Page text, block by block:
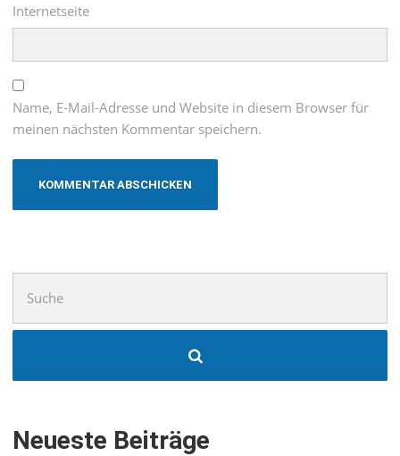
Internetseite
Name, E-Mail-Adresse und Website in diesem Browser für
meinen nächsten Kommentar speichern.
nach:
Neueste Beiträge